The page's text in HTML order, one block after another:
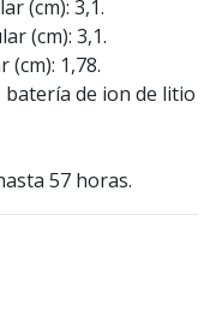
(cm): 3,1.
(cm): 3,1.
(cm): 1,78.
de ion de litio
57 horas.